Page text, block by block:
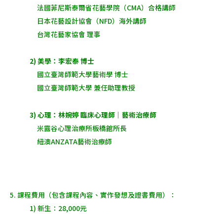
法國菲尼斯泰爾省花藝學院（CMA）合格講師
日本花藝設計協會（NFD）海外講師
台灣花藝家協會 理事
2) 美學：李宏泰 博士
國立臺灣師範大學藝術學 博士
國立臺灣師範大學 兼任助理教授
3) 心理：林婉婷 臨床心理師｜藝術治療師
米露谷心理治療所板橋館所長
紐澳ANZATA藝術治療師
5. 課程費用（包含課程內容、實作發想及證書費用）：
1) 新生：28,000元